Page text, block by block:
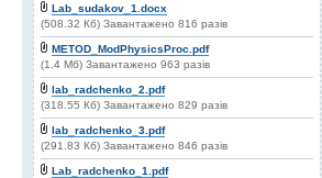
Lab_sudakov_1.docx
(508.32 Кб) Завантажено 816 разів
METOD_ModPhysicsProc.pdf
(1.4 Мб) Завантажено 963 разів
lab_radchenko_2.pdf
(318.55 Кб) Завантажено 829 разів
lab_radchenko_3.pdf
(291.83 Кб) Завантажено 846 разів
Lab_radchenko_1.pdf